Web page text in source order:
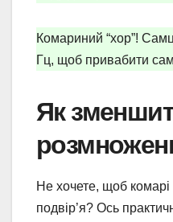
Комариний “хор”!
Гц, щоб привабити
Як
Не хочете, щоб
подвір’я? Ось